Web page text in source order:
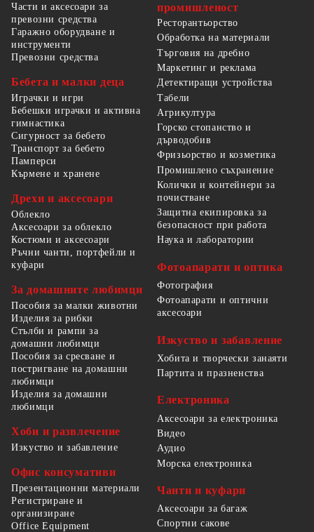
Части и аксесоари за
превозни средства
Гаражно оборудване и
инструменти
Превозни средства
Бебета и малки деца
Играчки и игри
Бебешки играчки и активна
гимнастика
Сигурност за бебето
Транспорт за бебето
Памперси
Кърмене и хранене
Дрехи и аксесоари
Облекло
Аксесоари за облекло
Костюми и аксесоари
Ръчни чанти, портфейли и
куфари
За домашните любимци
Пособия за малки животни
Изделия за рибки
Стълби и рампи за
домашни любимци
Пособия за сресване и
постригване на домашни
любимци
Изделия за домашни
любимци
Хоби и развлечение
Изкуство и забавление
Офис консумативи
Презентационни материали
Регистриране и
организиране
Office Equipment
промишленост
Ресторантьорство
Обработка на материали
Търговия на дребно
Маркетинг и реклама
Детектиращи устройства
Табели
Агрикултура
Горско стопанство и
дърводобив
Фризьорство и козметика
Промишлено съхранение
Колички и контейнери за
почистване
Защитна екипировка за
безопасност при работа
Наука и лаборатории
Фотоапарати и оптика
Фотография
Фотоапарати и оптични
аксесоари
Изкуство и забавление
Хобита и творчески занаяти
Партита и празненства
Електроника
Аксесоари за електроника
Видео
Аудио
Морска електроника
Чанти и куфари
Аксесоари за багаж
Спортни сакове